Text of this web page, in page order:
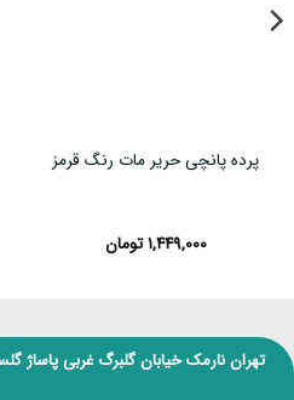
پرده پانچی حریر مات رنگ قرمز
۱,۴۴۹,۰۰۰ تومان
تهران نارمک خیابان گلبرگ غربی پاساژ